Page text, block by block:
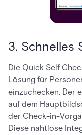
3. Schnelles
Die Quick Self
Lösung für
einzuchecken. Der
auf dem
der Check-in-
Diese nahtlose